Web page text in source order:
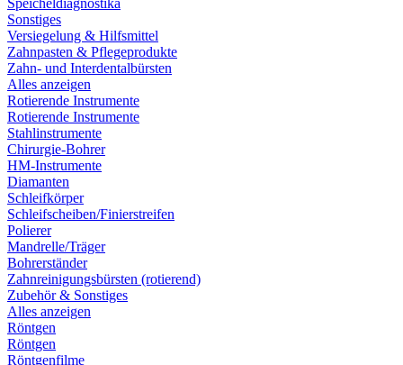
Speicheldiagnostika
Sonstiges
Versiegelung & Hilfsmittel
Zahnpasten & Pflegeprodukte
Zahn- und Interdentalbürsten
Alles anzeigen
Rotierende Instrumente
Rotierende Instrumente
Stahlinstrumente
Chirurgie-Bohrer
HM-Instrumente
Diamanten
Schleifkörper
Schleifscheiben/Finierstreifen
Polierer
Mandrelle/Träger
Bohrerständer
Zahnreinigungsbürsten (rotierend)
Zubehör & Sonstiges
Alles anzeigen
Röntgen
Röntgen
Röntgenfilme